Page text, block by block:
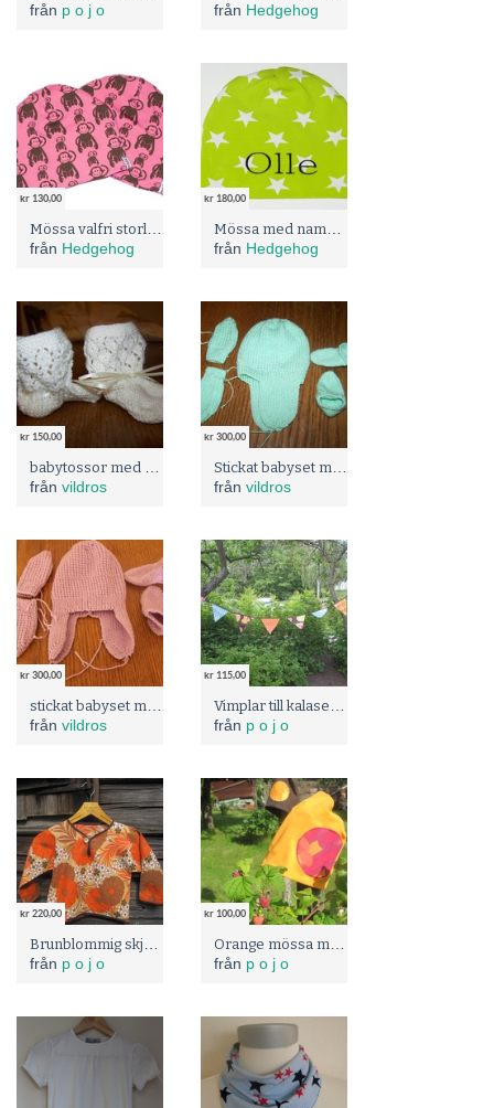
från p o j o
från Hedgehog
kr 130,00
från Hedgehog
kr 180,00
från Hedgehog
kr 150,00
från vildros
kr 300,00
från vildros
kr 300,00
från vildros
kr 115,00
från p o j o
kr 220,00
från p o j o
kr 100,00
från p o j o